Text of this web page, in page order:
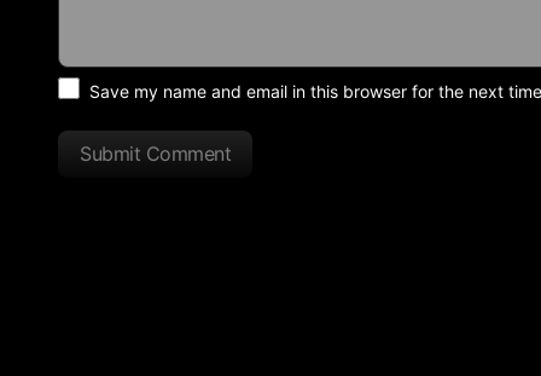
Save my name and email in this browser for the next
Submit Comment